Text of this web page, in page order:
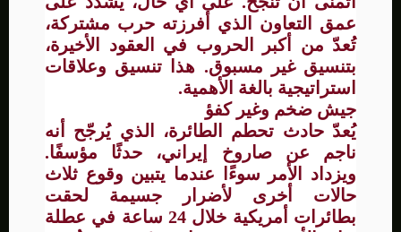
عمق التعاون الذي أفرزته حرب مشتركة،
تُعدّ من أكبر الحروب في العقود الأخيرة،
بتنسيق غير مسبوق. هذا تنسيق وعلاقات
استراتيجية بالغة الأهمية.
جيش ضخم وغير كفؤ
يُعدّ حادث تحطم الطائرة، الذي يُرجّح أنه
ناجم عن صاروخ إيراني، حدثًا مؤسفًا.
ويزداد الأمر سوءًا عندما يتبين وقوع ثلاث
حالات أخرى لأضرار جسيمة لحقت
بطائرات أمريكية خلال 24 ساعة في عطلة